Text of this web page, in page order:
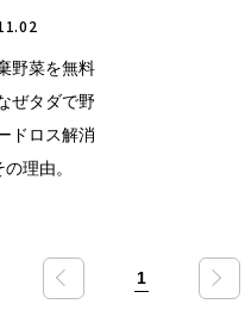
野菜を無料
ぜタダで野
ドロス解消
理由。
« 1 »